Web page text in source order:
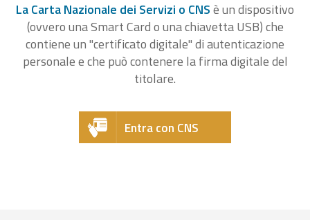
La Carta Nazionale dei Servizi o CNSè un dispositivo
(ovvero una Smart Card o una chiavetta USB) che
contiene un "certificato digitale" di autenticazione
personale e che può contenere la firma digitale del
titolare.
Entra con CNS